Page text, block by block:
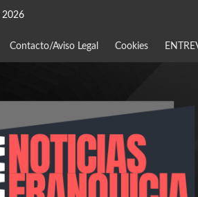
2026
Contacto/Aviso Legal Cookies